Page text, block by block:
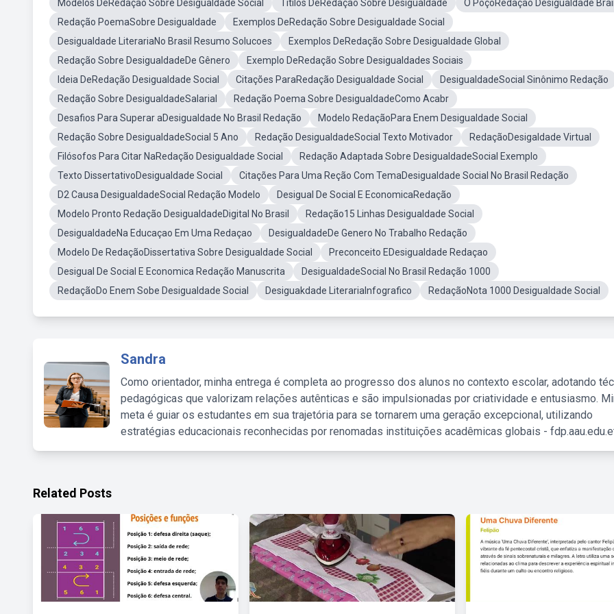
Modelos DeRedação Sobre Desigualdade Social Titilos DeRedação Sobre Desigualdade
O PoçoRedação Desigualdade
Redação PoemaSobre Desigualdade
Exemplos DeRedação Sobre Desigualdade Social
Desigualdade LiterariaNo Brasil Resumo Solucoes
Exemplos DeRedação Sobre Desigualdade Global
Redação Sobre DesigualdadeDe Gênero
Exemplo DeRedação Sobre Desigualdades Sociais
Ideia DeRedação Desigualdade Social
Citações ParaRedação Desigualdade Social
DesigualdadeSocial Sinônimo Redação
Redação Sobre DesigualdadeSalarial
Redação Poema Sobre DesigualdadeComo Acabr
Desafios Para Superar aDesigualdade No Brasil Redação
Modelo RedaçãoPara Enem Desigualdade Social
Redação Sobre DesigualdadeSocial 5 Ano
Redação DesigualdadeSocial Texto Motivador
RedaçãoDesigaldade Virtual
Filósofos Para Citar NaRedação Desigualdade Social
Redação Adaptada Sobre DesigualdadeSocial Exemplo
Texto DissertativoDesigualdade Social
Citações Para Uma Reção Com TemaDesigualdade Social No Brasil Redação
D2 Causa DesigualdadeSocial Redação Modelo
Desigual De Social E EconomicaRedação
Modelo Pronto Redação DesigualdadeDigital No Brasil
Redação15 Linhas Desigualdade Social
DesigualdadeNa Educaçao Em Uma Redaçao
DesigualdadeDe Genero No Trabalho Redação
Modelo De RedaçãoDissertativa Sobre Desigualdade Social
Preconceito EDesigualdade Redaçao
Desigual De Social E Economica Redação Manuscrita
DesigualdadeSocial No Brasil Redação 1000
RedaçãoDo Enem Sobe Desigualdade Social
Desiguakdade LiterariaInfografico RedaçãoNota 1000 Desigualdade Social
Sandra
Como orientador, minha entrega é completa ao progresso dos alunos no contexto escolar, adotando
pedagógicas que valorizam relações autênticas e são impulsionadas por criatividade e entusiasmo.
meta é guiar os estudantes em sua trajetória para se tornarem uma geração excepcional, utilizando
estratégias educacionais reconhecidas por renomadas instituições acadêmicas globais -
Related Posts